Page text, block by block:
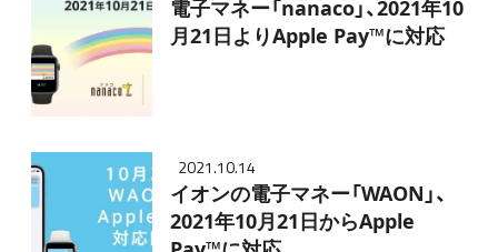
電子マネー「nanaco」、2021年10
月21日よりApple Pay™に対応
2021.10.14
イオンの電子マネー「WAON」、
2021年10月21日からApple